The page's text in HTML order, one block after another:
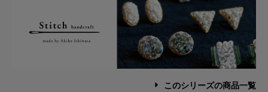
このシリーズの商品一覧